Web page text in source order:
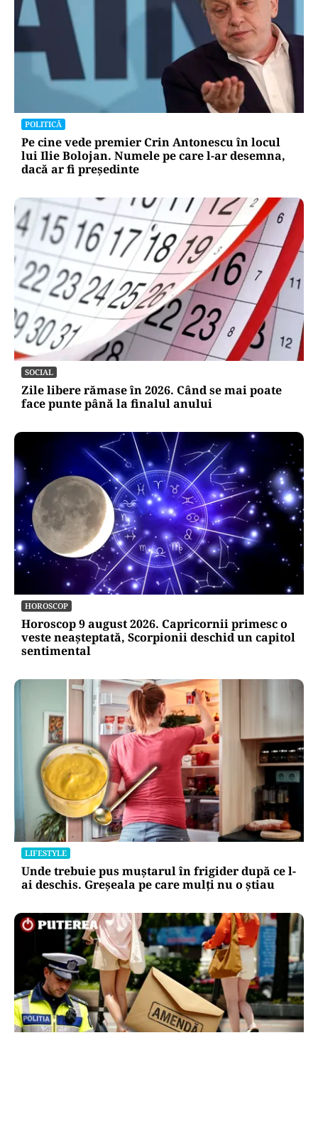
POLITICĂ
Pe cine vede premier Crin Antonescu în locul
lui Ilie Bolojan. Numele pe care l-ar desemna,
dacă ar fi președinte
SOCIAL
Zile libere rămase în 2026. Când se mai poate
face punte până la finalul anului
HOROSCOP
Horoscop 9 august 2026. Capricornii primesc o
veste neașteptată, Scorpionii deschid un capitol
sentimental
LIFESTYLE
Unde trebuie pus muștarul în frigider după ce l-
ai deschis. Greșeala pe care mulți nu o știau